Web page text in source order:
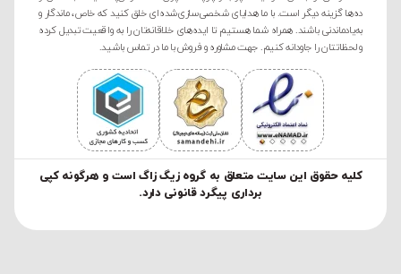
ده‌ها گزینه دیگر است. با ما هدایای شخصی‌سازی‌شده‌ای خلق کنید که خاص، ماندگار و
به‌یادماندنی باشند. همراه شما هستیم تا ایده‌های خلاقانه‌تان را به واقعیت تبدیل کرده
و لحظاتتان را جاودانه کنیم. جهت مشاوره و فروش با ما در تماس باشید.
کليه حقوق این سایت متعلق به گروه زیگ زاگ است و هرگونه کپی
برداری پیگرد قانونی دارد.